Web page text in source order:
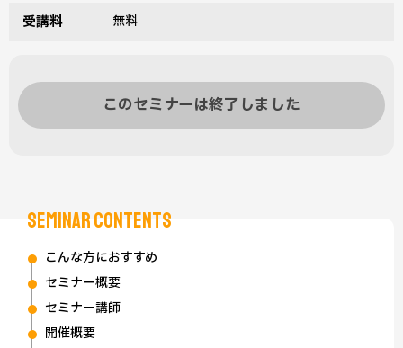
SEMINAR CONTENTS
こんな方におすすめ
セミナー概要
セミナー講師
開催概要
受講料 無料
このセミナーは終了しました